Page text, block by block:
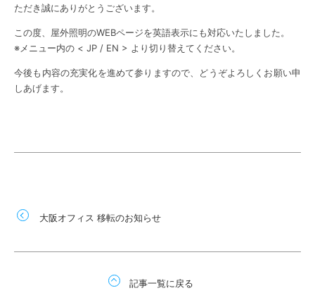
ただき誠にありがとうございます。
この度、屋外照明のWEBページを英語表示にも対応いたしました。
※メニュー内の < JP / EN > より切り替えてください。
今後も内容の充実化を進めて参りますので、どうぞよろしくお願い申
しあげます。
大阪オフィス 移転のお知らせ
記事一覧に戻る